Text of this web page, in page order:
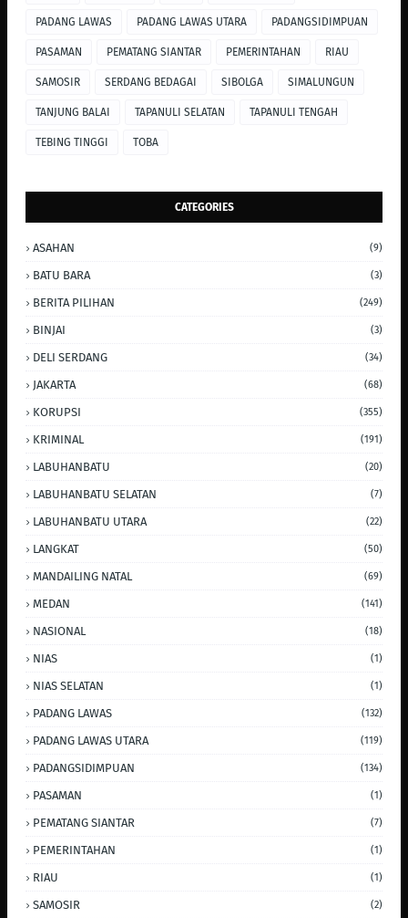
PADANG LAWAS PADANG LAWAS UTARA PADANGSIDIMPUAN
PASAMAN PEMATANG SIANTAR PEMERINTAHAN RIAU
SAMOSIR SERDANG BEDAGAI SIBOLGA SIMALUNGUN
TANJUNG BALAI TAPANULI SELATAN TAPANULI TENGAH
TEBING TINGGI TOBA
CATEGORIES
ASAHAN (9)
BATU BARA (3)
BERITA PILIHAN (249)
BINJAI (3)
DELI SERDANG (34)
JAKARTA (68)
KORUPSI (355)
KRIMINAL (191)
LABUHANBATU (20)
LABUHANBATU SELATAN (7)
LABUHANBATU UTARA (22)
LANGKAT (50)
MANDAILING NATAL (69)
MEDAN (141)
NASIONAL (18)
NIAS (1)
NIAS SELATAN (1)
PADANG LAWAS (132)
PADANG LAWAS UTARA (119)
PADANGSIDIMPUAN (134)
PASAMAN (1)
PEMATANG SIANTAR (7)
PEMERINTAHAN (1)
RIAU (1)
SAMOSIR (2)